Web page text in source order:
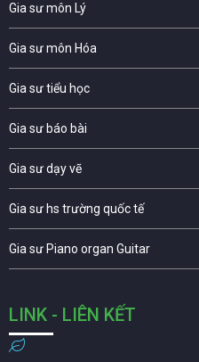
Gia sư môn Lý
Gia sư môn Hóa
Gia sư tiểu học
Gia sư báo bài
Gia sư dạy vẽ
Gia sư hs trường quốc tế
Gia sư Piano organ Guitar
LINK - LIÊN KẾT